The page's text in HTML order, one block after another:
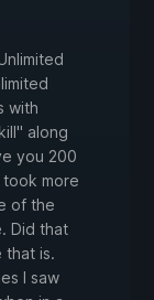
with
along
you 200
took more
of the
Did that
that is.
I saw